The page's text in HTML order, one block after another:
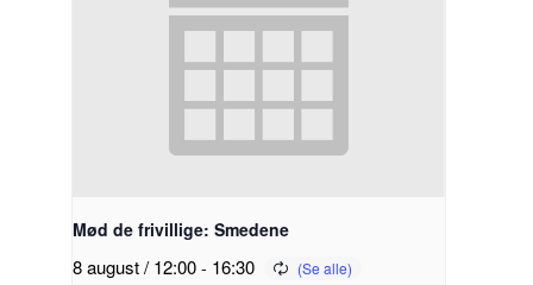
Mød de frivillige: Smedene
8 august / 12:00- 16:30